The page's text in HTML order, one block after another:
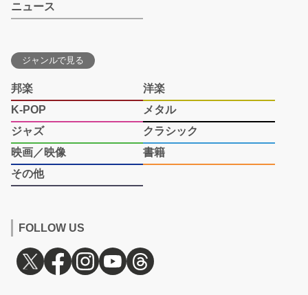
ニュース
ジャンルで見る
邦楽
洋楽
K-POP
メタル
ジャズ
クラシック
映画／映像
書籍
その他
FOLLOW US